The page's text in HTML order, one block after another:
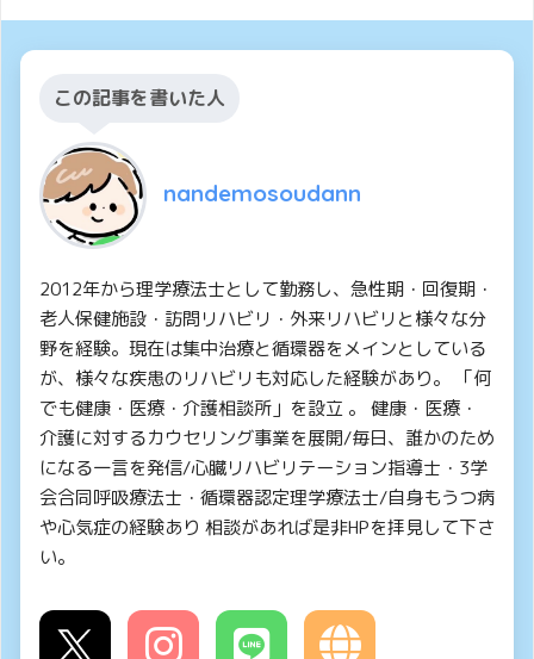
この記事を書いた人
nandemosoudann
2012年から理学療法士として勤務し、急性期・回復期・
老人保健施設・訪問リハビリ・外来リハビリと様々な分
野を経験。現在は集中治療と循環器をメインとしている
が、様々な疾患のリハビリも対応した経験があり。 「何
でも健康・医療・介護相談所」を設立 。 健康・医療・
介護に対するカウセリング事業を展開/毎日、誰かのため
になる一言を発信/心臓リハビリテーション指導士・3学
会合同呼吸療法士・循環器認定理学療法士/自身もうつ病
や心気症の経験あり 相談があれば是非HPを拝見して下さ
い。